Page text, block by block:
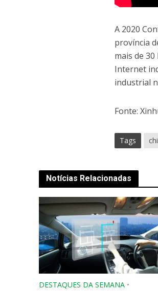
A 2020
província
mais de
Internet
industrial
Fonte:
Tags
Notícias Relacionadas
DESTAQUES DA SEMANA •